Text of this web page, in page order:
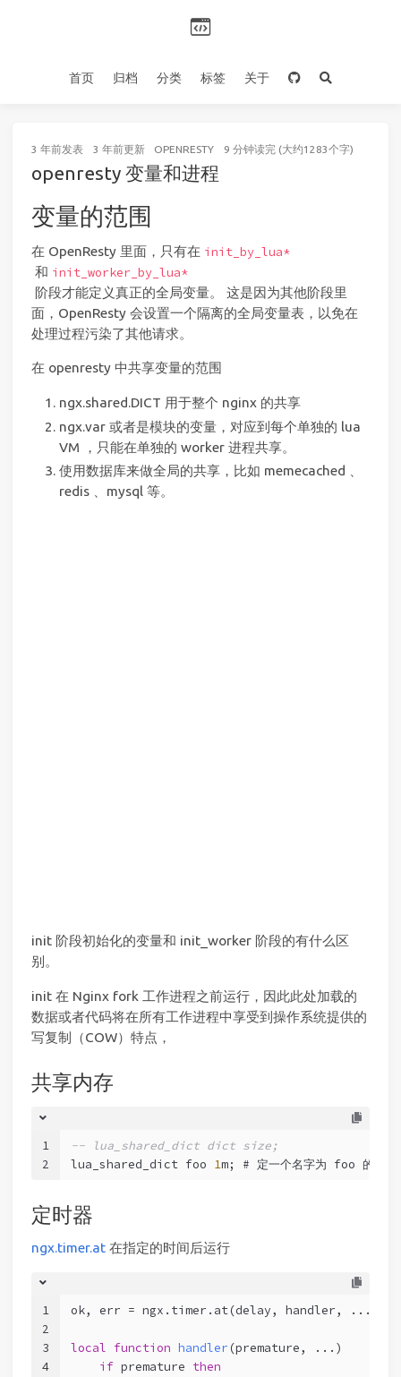
首页 归档 分类 标签 关于
3 年前发表 3 年前更新 OPENRESTY 9 分钟读完 (大约1283个字)
openresty 变量和进程
变量的范围
在 OpenResty 里面，只有在 init_by_lua*
和 init_worker_by_lua*
阶段才能定义真正的全局变量。 这是因为其他阶段里
面，OpenResty 会设置一个隔离的全局变量表，以免在
处理过程污染了其他请求。
在 openresty 中共享变量的范围
ngx.shared.DICT 用于整个 nginx 的共享
ngx.var 或者是模块的变量，对应到每个单独的 lua
VM ，只能在单独的 worker 进程共享。
使用数据库来做全局的共享，比如 memecached 、
redis 、mysql 等。
init 阶段初始化的变量和 init_worker 阶段的有什么区
别。
init 在 Nginx fork 工作进程之前运行，因此此处加载的
数据或者代码将在所有工作进程中享受到操作系统提供的
写复制（COW）特点，
共享内存
1
2
-- lua_shared_dict dict size;
lua_shared_dict foo 1m; # 定一个名字为 foo 的
定时器
ngx.timer.at 在指定的时间后运行
1
2
3
4
ok, err = ngx.timer.at(delay, handler, ...)
local function handler (premature, ...)
if premature then